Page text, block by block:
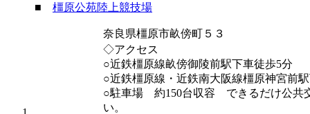
■ 橿原公苑陸上競技場
奈良県橿原市畝傍町５３
◇アクセス
○近鉄橿原線畝傍御陵前駅下車徒歩5分
○近鉄橿原線・近鉄南大阪線橿原神宮前
○駐車場 約150台収容 できるだけ公共
い。